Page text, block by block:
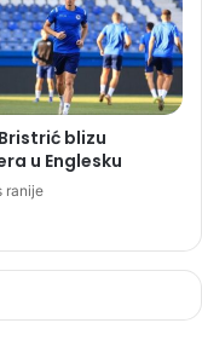
blizu
u Englesku
ranije